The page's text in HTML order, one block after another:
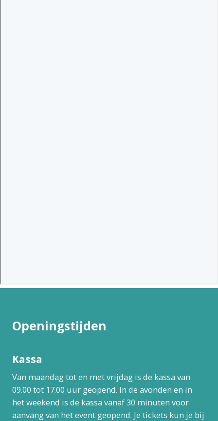
Openingstijden
Kassa
Van maandag tot en met vrijdag is de kassa van
09.00 tot 17.00 uur geopend. In de avonden en in
het weekend is de kassa vanaf 30 minuten voor
aanvang van het event geopend. Je tickets kun je bij